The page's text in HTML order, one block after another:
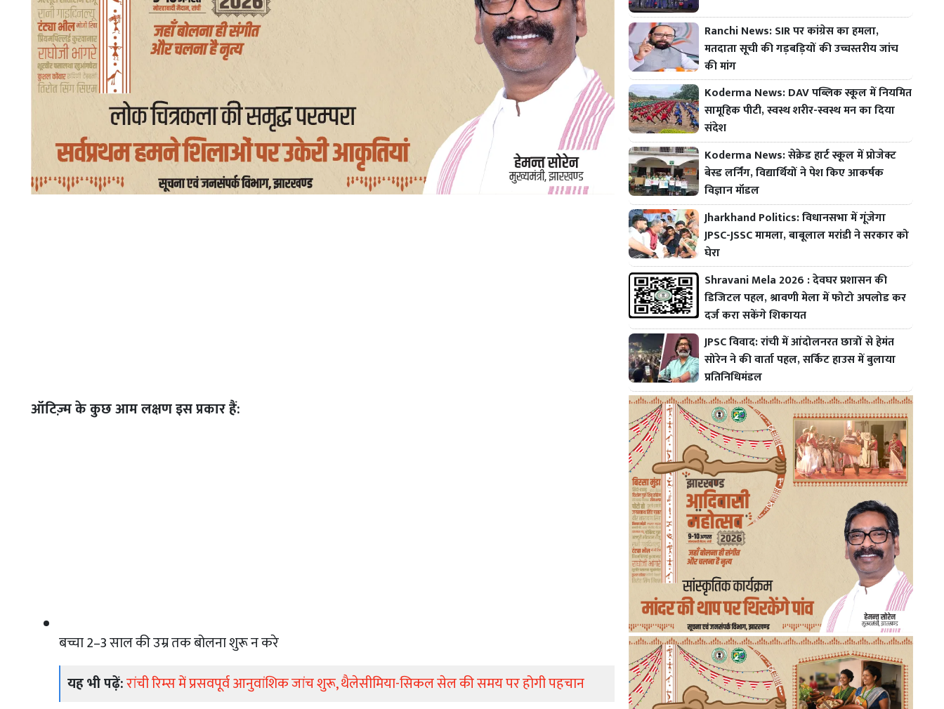
ऑटिज़्म के कुछ आम लक्षण इस प्रकार हैं:
बच्चा 2–3 साल की उम्र तक बोलना शुरू न करे
यह भी पढ़ें:रांची रिम्स में प्रसवपूर्व आनुवांशिक जांच शुरू, थैलेसीमिया-सिकल सेल की समय पर होगी पहचान
Ranchi News: SIR पर कांग्रेस का हमला,
मतदाता सूची की गड़बड़ियों की उच्चस्तरीय जांच
की मांग
Koderma News: DAV पब्लिक स्कूल में नियमित
सामूहिक पीटी, स्वस्थ शरीर-स्वस्थ मन का दिया
संदेश
Koderma News: सेक्रेड हार्ट स्कूल में प्रोजेक्ट
बेस्ड लर्निंग, विद्यार्थियों ने पेश किए आकर्षक
विज्ञान मॉडल
Jharkhand Politics: विधानसभा में गूंजेगा
JPSC-JSSC मामला, बाबूलाल मरांडी ने सरकार को
घेरा
Shravani Mela 2026 : देवघर प्रशासन की
डिजिटल पहल, श्रावणी मेला में फोटो अपलोड कर
दर्ज करा सकेंगे शिकायत
JPSC विवाद: रांची में आंदोलनरत छात्रों से हेमंत
सोरेन ने की वार्ता पहल, सर्किट हाउस में बुलाया
प्रतिनिधिमंडल